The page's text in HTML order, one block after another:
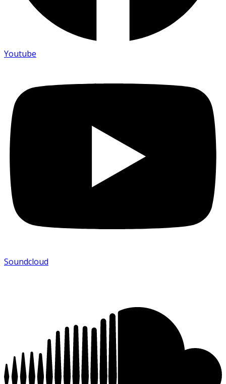
Youtube
Soundcloud